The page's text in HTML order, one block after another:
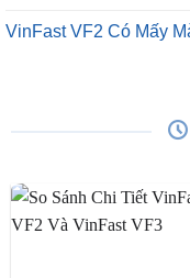
VinFast VF2 Có Mấy